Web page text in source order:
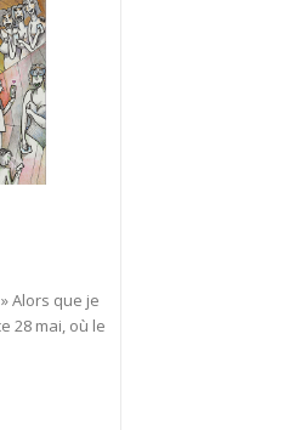
Alors que je
28 mai, où le